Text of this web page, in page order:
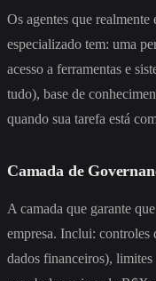
Os agentes que realmente
especializado tem: uma
acesso a ferramentas e
tudo), base de
quando sua tarefa está
Camada de
A camada que garante
empresa. Inclui: controles
dados financeiros), limites